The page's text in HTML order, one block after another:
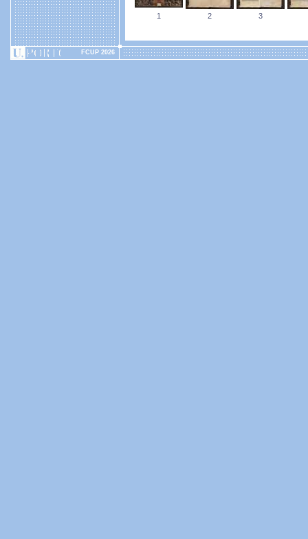
1 2 3
FCUP 2026